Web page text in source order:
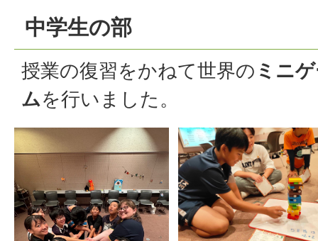
中学生の部
授業の復習をかねて世界の ミニ
ムを行いました。